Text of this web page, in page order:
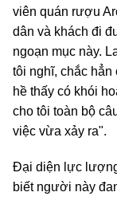
viên quán rượu
dân và khách đi
ngoạn mục này.
tôi nghĩ, chắc hẳn
hề thấy có khói
cho tôi toàn bộ
việc vừa xảy ra".
Đại diện lực
biết người này